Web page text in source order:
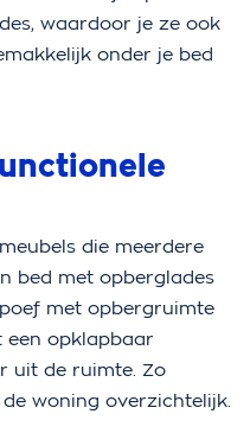
waardoor je ze ook
onder je bed
die meerdere
bed met opberglades
met opbergruimte
een opklapbaar
uit de ruimte. Zo
woning overzichtelijk.